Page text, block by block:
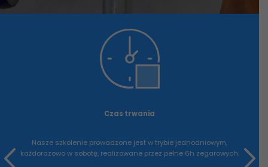
Czas trwania
Nasze szkolenie prowadzone jest w trybie jednodniowym,
każdorazowo w sobotę, realizowane przez pełne 6h zegarowych.